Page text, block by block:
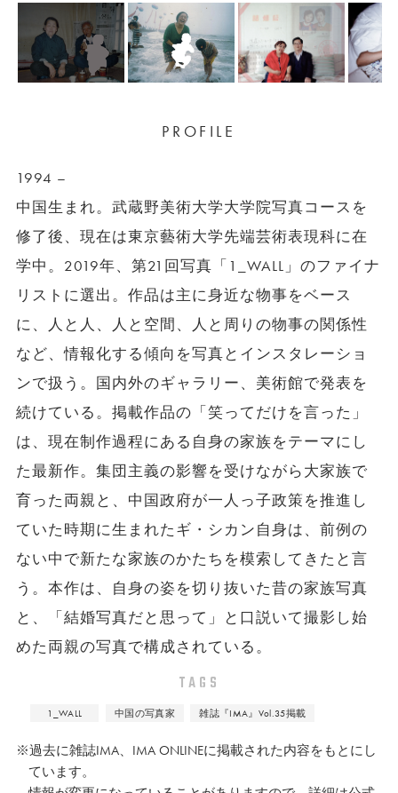
PROFILE
1994 –
中国生まれ。武蔵野美術大学大学院写真コースを
修了後、現在は東京藝術大学先端芸術表現科に在
学中。2019年、第21回写真「1_WALL」のファイナ
リストに選出。作品は主に身近な物事をベース
に、人と人、人と空間、人と周りの物事の関係性
など、情報化する傾向を写真とインスタレーショ
ンで扱う。国内外のギャラリー、美術館で発表を
続けている。掲載作品の「笑ってだけを言った」
は、現在制作過程にある自身の家族をテーマにし
た最新作。集団主義の影響を受けながら大家族で
育った両親と、中国政府が一人っ子政策を推進し
ていた時期に生まれたギ・シカン自身は、前例の
ない中で新たな家族のかたちを模索してきたと言
う。本作は、自身の姿を切り抜いた昔の家族写真
と、「結婚写真だと思って」と口説いて撮影し始
めた両親の写真で構成されている。
TAGS
1_WALL 中国の写真家 雑誌『IMA』Vol.35掲載
※過去に雑誌IMA、IMA ONLINEに掲載された内容をもとにし
ています。